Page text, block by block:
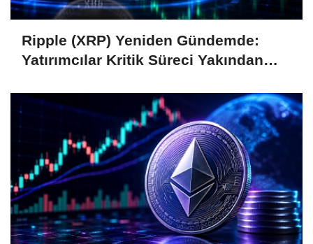
Ripple (XRP) Yeniden Gündemde:
Yatırımcılar Kritik Süreci Yakından